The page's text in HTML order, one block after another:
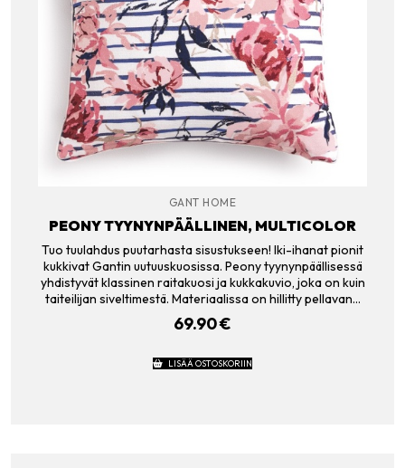
GANT HOME
PEONY TYYNYNPÄÄLLINEN, MULTICOLOR
Tuo tuulahdus puutarhasta sisustukseen! Iki-ihanat pionit
kukkivat Gantin uutuuskuosissa. Peony tyynynpäällisessä
yhdistyvät klassinen raitakuosi ja kukkakuvio, joka on kuin
taiteilijan siveltimestä. Materiaalissa on hillitty pellavan…
69.90€
LISÄÄ OSTOSKORIIN